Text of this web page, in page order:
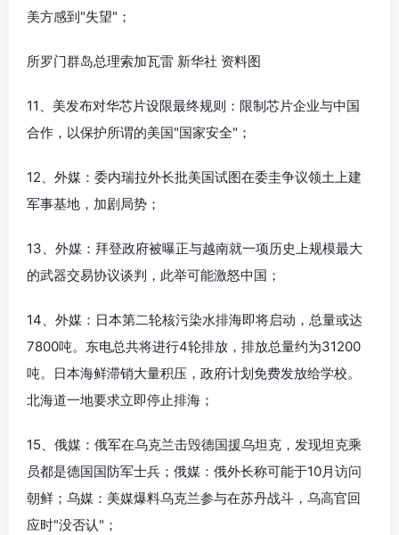
美方感到"失望"；
所罗门群岛总理索加瓦雷 新华社 资料图
11、美发布对华芯片设限最终规则：限制芯片企业与中国
合作，以保护所谓的美国"国家安全"；
12、外媒：委内瑞拉外长批美国试图在委圭争议领土上建
军事基地，加剧局势；
13、外媒：拜登政府被曝正与越南就一项历史上规模最大
的武器交易协议谈判，此举可能激怒中国；
14、外媒：日本第二轮核污染水排海即将启动，总量或达
7800吨。东电总共将进行4轮排放，排放总量约为31200
吨。日本海鲜滞销大量积压，政府计划免费发放给学校。
北海道一地要求立即停止排海；
15、俄媒：俄军在乌克兰击毁德国援乌坦克，发现坦克乘
员都是德国国防军士兵；俄媒：俄外长称可能于10月访问
朝鲜；乌媒：美媒爆料乌克兰参与在苏丹战斗，乌高官回
应时"没否认"；